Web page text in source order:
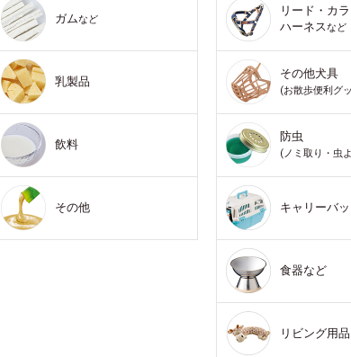
ガムなど
乳製品
飲料
その他
リード・カラ
ハーネスなど
その他犬具
(お散歩便利グ
防虫
(ノミ取り・虫
キャリーバ
食器など
リビング用品